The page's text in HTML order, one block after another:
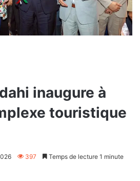
inaugure à
touristique
397 Temps de lecture 1 minute